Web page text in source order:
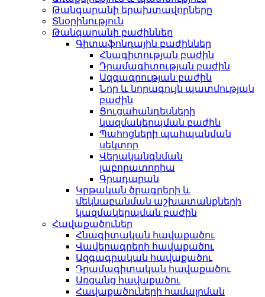
Թանգարանի երախտավորները
Տնօրինություն
Թանգարանի բաժիններ
Գիտաֆոնդային բաժիններ
Հնագիտության բաժին
Դրամագիտության բաժին
Ազգագրության բաժին
Նոր և նորագույն պատմության
բաժին
Ցուցահանդեսների
կազմակերպման բաժին
Պահոցների պահպանման
սեկտոր
Վերականգնման
լաբորատորիա
Գրադարան
Կրթական ծրագրերի և
մեկնաբանման աշխատանքների
կազմակերպման բաժին
Հավաքածուներ
Հնագիտական հավաքածու
Վավերագրերի հավաքածու
Ազգագրական հավաքածու
Դրամագիտական հավաքածու
Առցանց հավաքածու
Հավաքածուների համալրման